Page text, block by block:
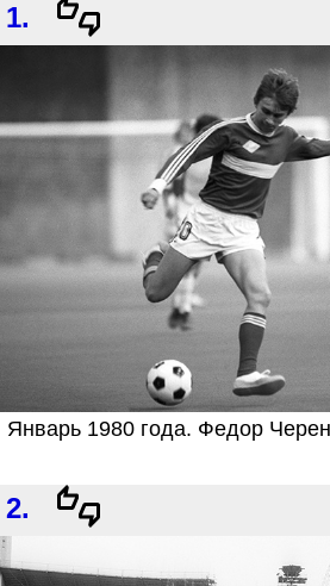
1.
Январь 1980 года. Федор
2.